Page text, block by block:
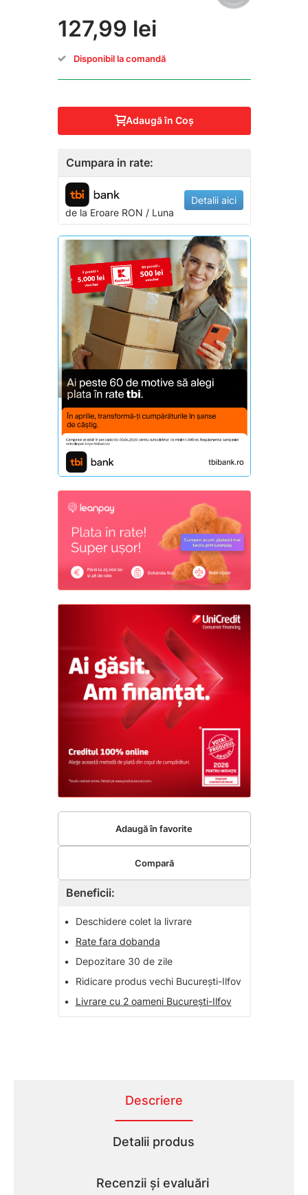
Beneficii:
•
Deschidere colet la livrare
•
Rate fara dobanda
•
Depozitare 30 de zile
•
Ridicare produs vechi București-Ilfov
•
Livrare cu 2 oameni București-Ilfov
127,99 lei
Disponibil la comandă
Adaugă în Coş
Cumpara in rate:
de la EroareRON / Luna
Detalii aici
Adaugă în favorite
Compară
Descriere
Detalii produs
Recenzii și evaluări